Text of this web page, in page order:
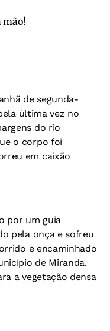
mão!
de segunda-
última vez no
do rio
o corpo foi
em caixão
por um guia
pela onça e sofreu
e encaminhado
de Miranda.
a vegetação densa